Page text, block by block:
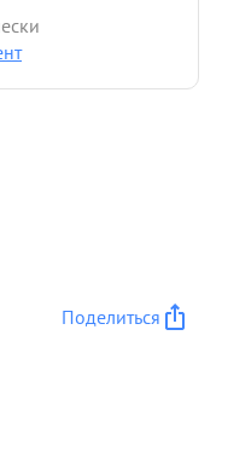
во время боях
Жаркой
боев полком
Поделиться